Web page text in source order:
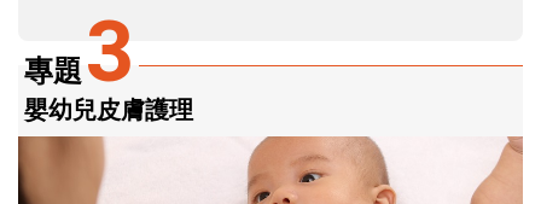
專題3
嬰幼兒皮膚護理